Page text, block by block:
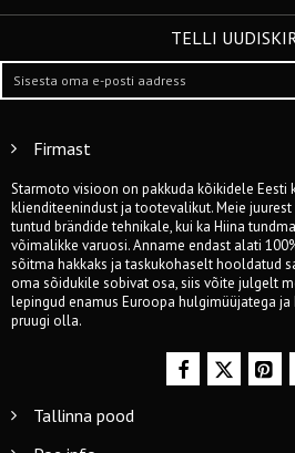
TELLI
Firmast
Starmoto visioon on pakkuda kõikidele Eesti
klienditeenindust ja tootevalikut. Meie juurest
tuntud brändide tehnikale, kui ka Hiina
võimalikke varuosi. Anname endast alati
sõitma hakkaks ja taskukohaselt hooldatud
oma sõidukile sobivat osa, siis võite julgelt
lepingud enamus Euroopa hulgimüüjatega
pruugi olla.
Tallinna pood